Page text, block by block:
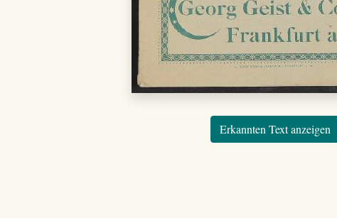
Erkannten Text anzeigen